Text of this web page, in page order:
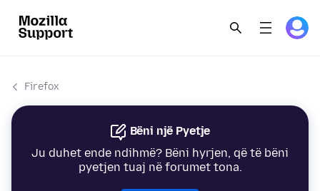
Firefox
Bëni një Pyetje
Ju duhet ende ndihmë? Bëni hyrjen, që të bëni
pyetjen tuaj në forumet tona.